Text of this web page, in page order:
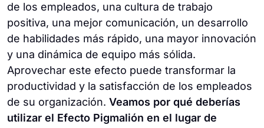
de los empleados, una cultura de trabajo
positiva, una mejor comunicación, un desarrollo
de habilidades más rápido, una mayor innovación
y una dinámica de equipo más sólida.
Aprovechar este efecto puede transformar la
productividad y la satisfacción de los empleados
de su organización. Veamos por qué deberías
utilizar el Efecto Pigmalión en el lugar de